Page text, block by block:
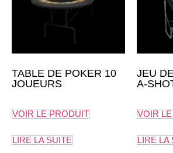
TABLE DE POKER 10
JOUEURS
VOIR LE PRODUIT
LIRE LA SUITE
JEU
A-
VOIR
LIRE LA